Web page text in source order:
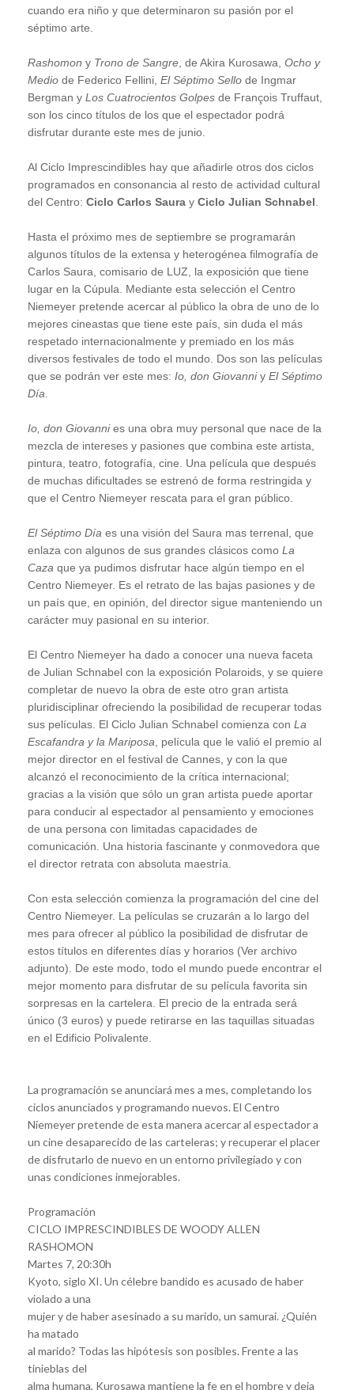
cuando era niño y que determinaron su pasión por el
séptimo arte.
Rashomon y Trono de Sangre , de Akira Kurosawa, Ocho y
Medio de Federico Fellini, El Séptimo Sello de Ingmar
Bergman y Los Cuatrocientos Golpes de François Truffaut,
son los cinco títulos de los que el espectador podrá
disfrutar durante este mes de junio.
Al Ciclo Imprescindibles hay que añadirle otros dos ciclos
programados en consonancia al resto de actividad cultural
del Centro: Ciclo Carlos Saura y Ciclo Julian Schnabel
Hasta el próximo mes de septiembre se programarán
algunos títulos de la extensa y heterogénea filmografía de
Carlos Saura, comisario de LUZ, la exposición que tiene
lugar en la Cúpula. Mediante esta selección el Centro
Niemeyer pretende acercar al público la obra de uno de lo
mejores cineastas que tiene este país, sin duda el más
respetado internacionalmente y premiado en los más
diversos festivales de todo el mundo. Dos son las películas
que se podrán ver este mes: Io, don Giovanniy El Séptimo
Día
Io, don Giovannies una obra muy personal que nace de la
mezcla de intereses y pasiones que combina este artista,
pintura, teatro, fotografía, cine. Una película que después
de muchas dificultades se estrenó de forma restringida y
que el Centro Niemeyer rescata para el gran público.
El Séptimo Día es una visión del Saura mas terrenal, que
enlaza con algunos de sus grandes clásicos como La
Caza que ya pudimos disfrutar hace algún tiempo en el
Centro Niemeyer. Es el retrato de las bajas pasiones y de
un país que, en opinión, del director sigue manteniendo un
carácter muy pasional en su interior.
El Centro Niemeyer ha dado a conocer una nueva faceta
de Julian Schnabel con la exposición Polaroids, y se quiere
completar de nuevo la obra de este otro gran artista
pluridisciplinar ofreciendo la posibilidad de recuperar todas
sus películas. El Ciclo Julian Schnabel comienza con La
Escafandra y la Mariposa , película que le valió el premio al
mejor director en el festival de Cannes, y con la que
alcanzó el reconocimiento de la crítica internacional;
gracias a la visión que sólo un gran artista puede aportar
para conducir al espectador al pensamiento y emociones
de una persona con limitadas capacidades de
comunicación. Una historia fascinante y conmovedora que
el director retrata con absoluta maestría.
Con esta selección comienza la programación del cine del
Centro Niemeyer. La películas se cruzarán a lo largo del
mes para ofrecer al público la posibilidad de disfrutar de
estos títulos en diferentes días y horarios (Ver archivo
adjunto) . De este modo, todo el mundo puede encontrar el
mejor momento para disfrutar de su película favorita sin
sorpresas en la cartelera. El precio de la entrada será
único (3 euros) y puede retirarse en las taquillas situadas
en el Edificio Polivalente.
La programación se anunciará mes a mes, completando los
ciclos anunciados y programando nuevos. El Centro
Niemeyer pretende de esta manera acercar al espectador a
un cine desaparecido de las carteleras; y recuperar el placer
de disfrutarlo de nuevo en un entorno privilegiado y con
unas condiciones inmejorables.
Programación
CICLO IMPRESCINDIBLES DE WOODY ALLEN
RASHOMON
Martes 7, 20:30h
Kyoto, siglo XI. Un célebre bandido es acusado de haber
violado a una
mujer y de haber asesinado a su marido, un samurai. ¿Quién
ha matado
al marido? Todas las hipótesis son posibles. Frente a las
tinieblas del
alma humana, Kurosawa mantiene la fe en el hombre y deja